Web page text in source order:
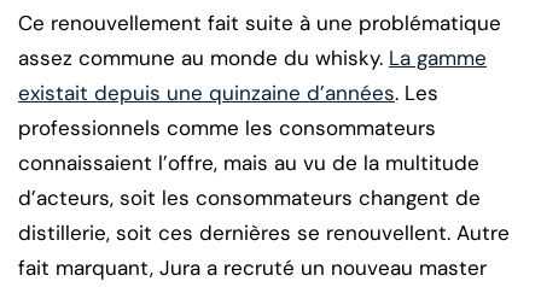
Ce renouvellement fait suite à une problématique
assez commune au monde du whisky. La gamme
existait depuis une quinzaine d’années. Les
professionnels comme les consommateurs
connaissaient l’offre, mais au vu de la multitude
d’acteurs, soit les consommateurs changent de
distillerie, soit ces dernières se renouvellent. Autre
fait marquant, Jura a recruté un nouveau master